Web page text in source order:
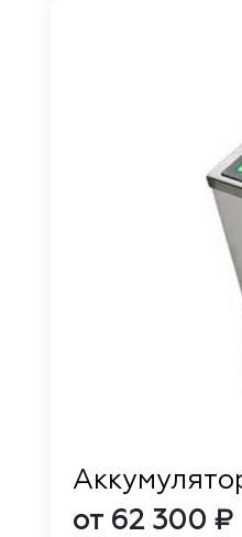
от 62 300 ₽